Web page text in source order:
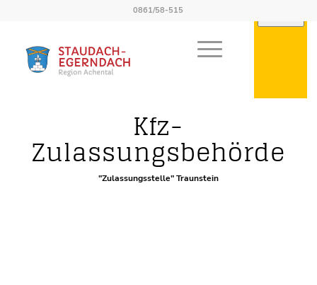
0861/58-515
Kfz-
Zulassungsbehörde
"Zulassungsstelle" Traunstein